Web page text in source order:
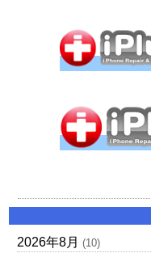
2026年8月 (10)